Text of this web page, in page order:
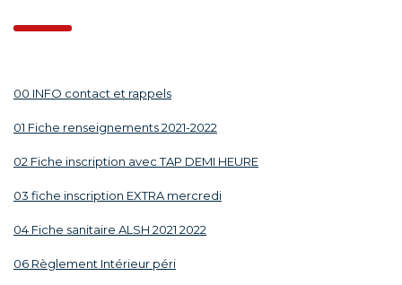
00 INFO contact et rappels
01 Fiche renseignements 2021-2022
02 Fiche inscription avec TAP DEMI HEURE
03 fiche inscription EXTRA mercredi
04 Fiche sanitaire ALSH 2021 2022
06 Règlement Intérieur péri